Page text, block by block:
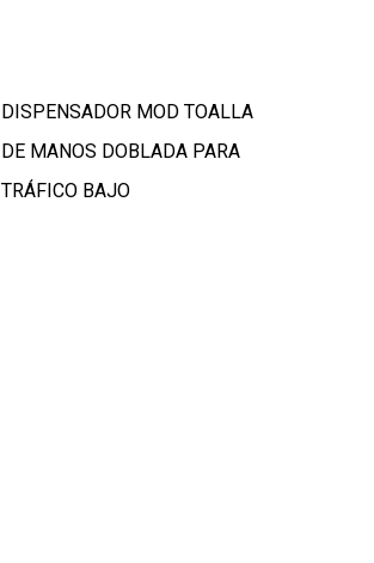
DISPENSADOR MOD TOALLA
DE MANOS DOBLADA PARA
TRÁFICO BAJO